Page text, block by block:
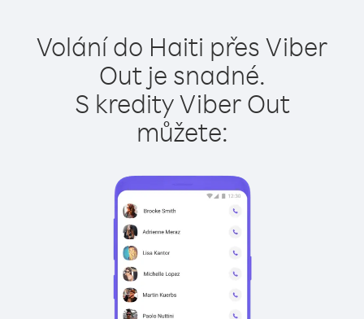
Volání do Haiti přes Viber
Out je snadné.
S kredity Viber Out
můžete: